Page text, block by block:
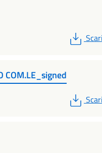
PDF
COM.LE_signed
PDF